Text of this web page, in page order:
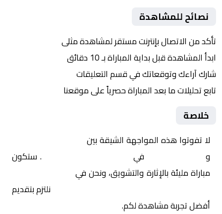
نصائح للمشاهدة
تأكد من الاتصال بإنترنت مستقر لمشاهدة مثلى
ابدأ المشاهدة قبل بداية المباراة بـ 10 دقائق
شارك آراءك وتوقعاتك في قسم التعليقات
تابع تحليلات ما بعد المباراة حصرياً على موقعنا
خلاصة
لا تفوتوا هذه المواجهة الشيقة بين
وباريس أف.سي. في
. ستكون
مباراة مليئة بالإثارة والتشويق، ونحن في
نلتزم بتقديم
أفضل تجربة مشاهدة لكم.